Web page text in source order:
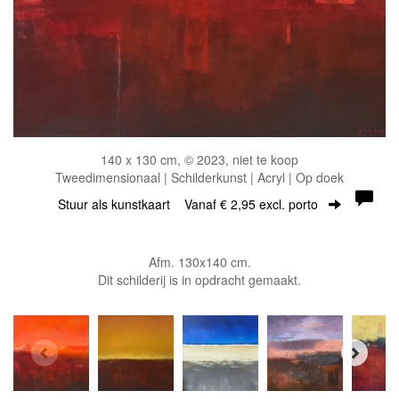
140 x 130 cm, © 2023, niet te koop
Tweedimensionaal | Schilderkunst | Acryl | Op doek
Stuur als kunstkaart Vanaf € 2,95 excl. porto
Afm. 130x140 cm.
Dit schilderij is in opdracht gemaakt.